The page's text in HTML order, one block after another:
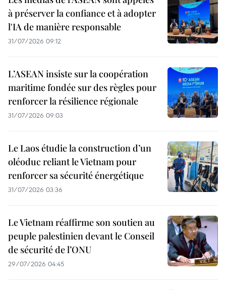
à préserver la confiance et à adopter
l'IA de manière responsable
31/07/2026 09:12
L’ASEAN insiste sur la coopération
maritime fondée sur des règles pour
renforcer la résilience régionale
31/07/2026 09:03
Le Laos étudie la construction d’un
oléoduc reliant le Vietnam pour
renforcer sa sécurité énergétique
31/07/2026 03:36
Le Vietnam réaffirme son soutien au
peuple palestinien devant le Conseil
de sécurité de l’ONU
29/07/2026 04:45